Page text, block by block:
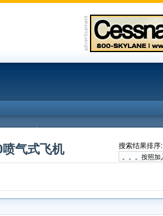
搜索结果排序:
气式飞机